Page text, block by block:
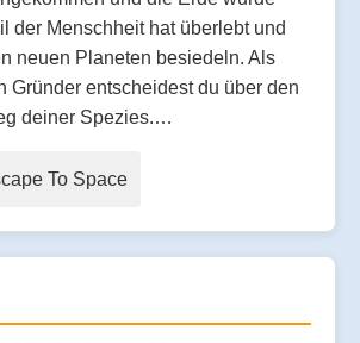
der Menschheit hat überlebt und
neuen Planeten besiedeln. Als
Gründer entscheidest du über den
deiner Spezies.…
To Space